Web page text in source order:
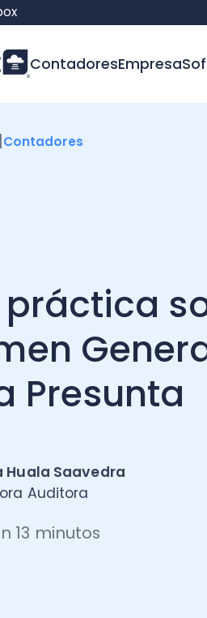
ContadoresEmpresa
práctica
General
Presunta
minutos